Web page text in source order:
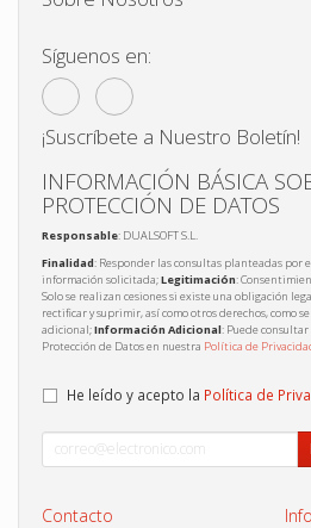
Síguenos en:
¡Suscríbete a Nuestro Boletín!
INFORMACIÓN BÁSICA
PROTECCIÓN DE DATOS
Responsable: DUALSOFT S.L.
Finalidad: Responder las consultas planteadas por
información solicitada;Legitimación:
Solo se realizan cesiones si existe una obligación
rectificar y suprimir, así como otros derechos, como
adicional;Información Adicional: Puede
Protección de Datos en nuestra Política de
He leído y acepto la Política de
Contacto